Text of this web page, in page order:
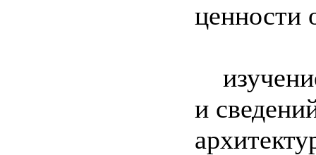
ценности
и